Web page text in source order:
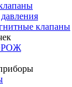
клапаны